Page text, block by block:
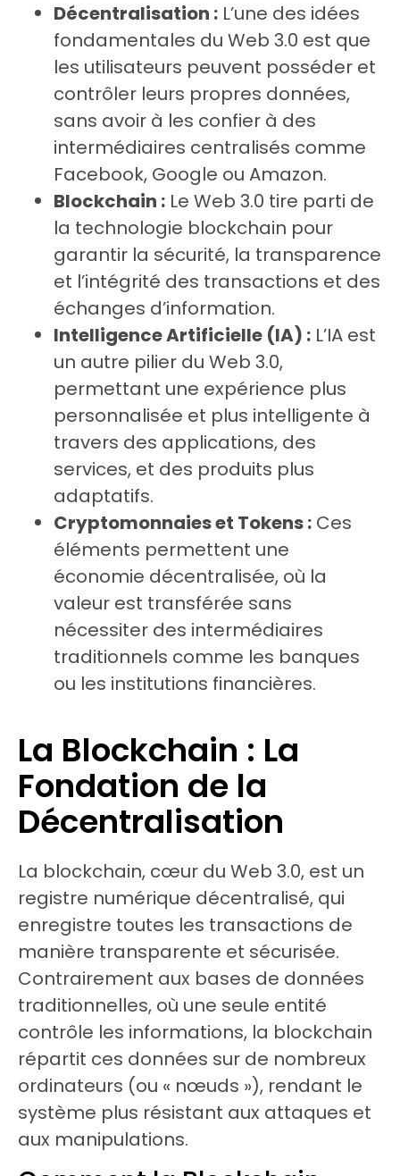
Décentralisation : L’une des idées
fondamentales du Web 3.0 est que
les utilisateurs peuvent posséder et
contrôler leurs propres données,
sans avoir à les confier à des
intermédiaires centralisés comme
Facebook, Google ou Amazon.
Blockchain : Le Web 3.0 tire parti de
la technologie blockchain pour
garantir la sécurité, la transparence
et l’intégrité des transactions et des
échanges d’information.
Intelligence Artificielle (IA) : L’IA est
un autre pilier du Web 3.0,
permettant une expérience plus
personnalisée et plus intelligente à
travers des applications, des
services, et des produits plus
adaptatifs.
Cryptomonnaies et Tokens : Ces
éléments permettent une
économie décentralisée, où la
valeur est transférée sans
nécessiter des intermédiaires
traditionnels comme les banques
ou les institutions financières.
La Blockchain : La
Fondation de la
Décentralisation
La blockchain, cœur du Web 3.0, est un
registre numérique décentralisé, qui
enregistre toutes les transactions de
manière transparente et sécurisée.
Contrairement aux bases de données
traditionnelles, où une seule entité
contrôle les informations, la blockchain
répartit ces données sur de nombreux
ordinateurs (ou « nœuds »), rendant le
système plus résistant aux attaques et
aux manipulations.